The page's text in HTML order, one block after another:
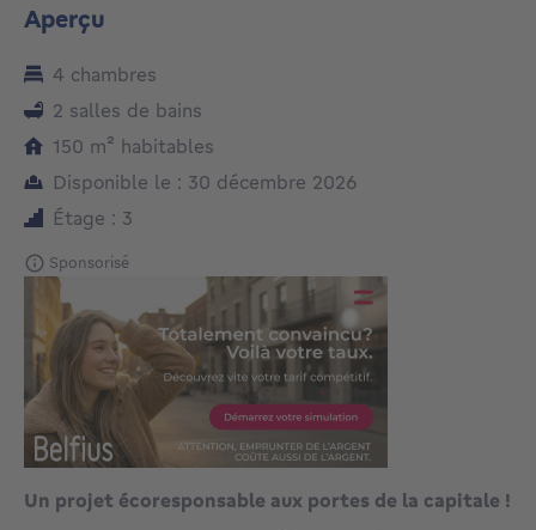
Aperçu
4 chambres
2 salles de bains
150 m² mètres carrés
habitables
Disponible le : 30 décembre 2026
Étage : 3
Sponsorisé
Un projet écoresponsable aux portes de la capitale !